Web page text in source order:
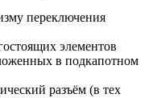
переключения
элементов
в подкапотном
разъём (в тех